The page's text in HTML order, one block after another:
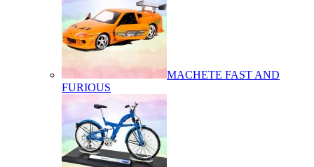
MACHETE FAST AND
FURIOUS